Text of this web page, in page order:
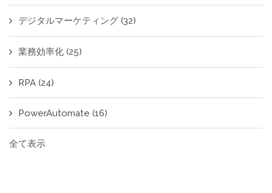
デジタルマーケティング (32)
業務効率化 (25)
RPA (24)
PowerAutomate (16)
全て表示